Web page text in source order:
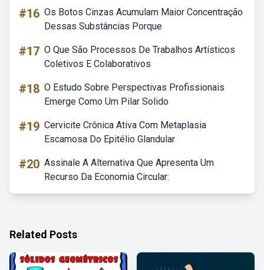
#16 Os Botos Cinzas Acumulam Maior Concentração
Dessas Substâncias Porque
#17 O Que São Processos De Trabalhos Artísticos
Coletivos E Colaborativos
#18 O Estudo Sobre Perspectivas Profissionais
Emerge Como Um Pilar Solido
#19 Cervicite Crônica Ativa Com Metaplasia
Escamosa Do Epitélio Glandular
#20 Assinale A Alternativa Que Apresenta Um
Recurso Da Economia Circular:
Related Posts